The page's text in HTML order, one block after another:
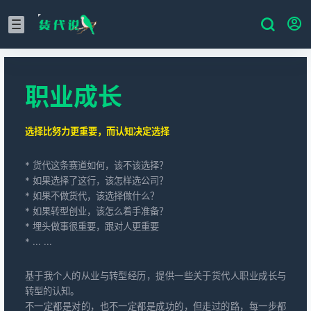
职业成长
选择比努力更重要，而认知决定选择
* 货代这条赛道如何，该不该选择？
* 如果选择了这行，该怎样选公司？
* 如果不做货代，该选择做什么？
* 如果转型创业，该怎么着手准备？
* 埋头做事很重要，跟对人更重要
* ... ...
基于我个人的从业与转型经历，提供一些关于货代人职业成长与
转型的认知。
不一定都是对的，也不一定都是成功的，但走过的路，每一步都